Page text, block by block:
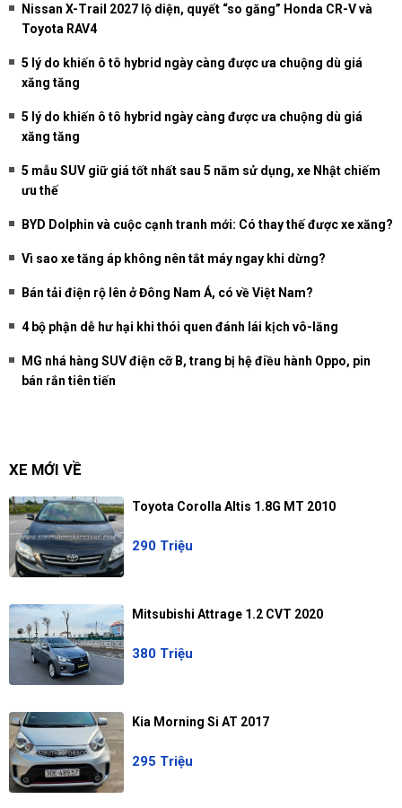
Nissan X-Trail 2027 lộ diện, quyết “so găng” Honda CR-V và
Toyota RAV4
5 lý do khiến ô tô hybrid ngày càng được ưa chuộng dù giá
xăng tăng
5 lý do khiến ô tô hybrid ngày càng được ưa chuộng dù giá
xăng tăng
5 mẫu SUV giữ giá tốt nhất sau 5 năm sử dụng, xe Nhật chiếm
ưu thế
BYD Dolphin và cuộc cạnh tranh mới: Có thay thế được xe xăng?
Vì sao xe tăng áp không nên tắt máy ngay khi dừng?
Bán tải điện rộ lên ở Đông Nam Á, có về Việt Nam?
4 bộ phận dễ hư hại khi thói quen đánh lái kịch vô-lăng
MG nhá hàng SUV điện cỡ B, trang bị hệ điều hành Oppo, pin
bán rắn tiên tiến
XE MỚI VỀ
Toyota Corolla Altis 1.8G MT 2010
290 Triệu
Mitsubishi Attrage 1.2 CVT 2020
380 Triệu
Kia Morning Si AT 2017
295 Triệu